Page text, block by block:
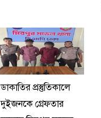
ডাকাতির প্রস্তুতিকালে
দুইজনকে গ্রেফতার